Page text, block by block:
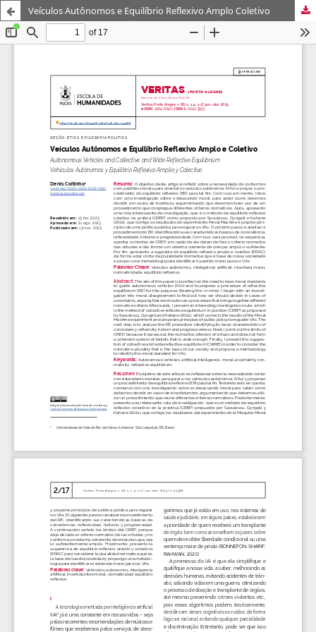
Veículos Autônomos e Equilíbrio Reflexivo Amplo Coletivo